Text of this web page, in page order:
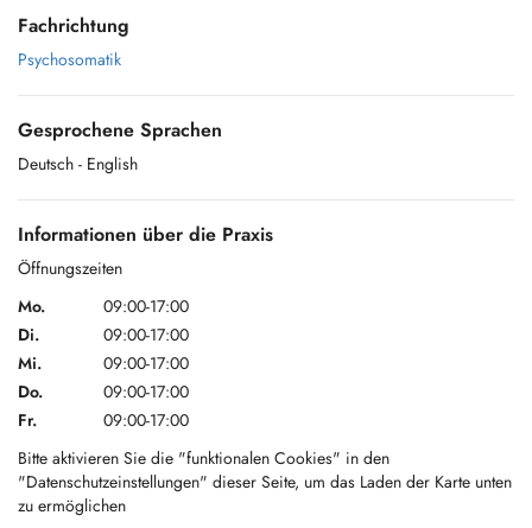
Fachrichtung
Psychosomatik
Gesprochene Sprachen
Deutsch - English
Informationen über die Praxis
Öffnungszeiten
Mo.
09:00-17:00
Di.
09:00-17:00
Mi.
09:00-17:00
Do.
09:00-17:00
Fr.
09:00-17:00
Bitte aktivieren Sie die "funktionalen Cookies" in den
"Datenschutzeinstellungen" dieser Seite, um das Laden der Karte unten
zu ermöglichen